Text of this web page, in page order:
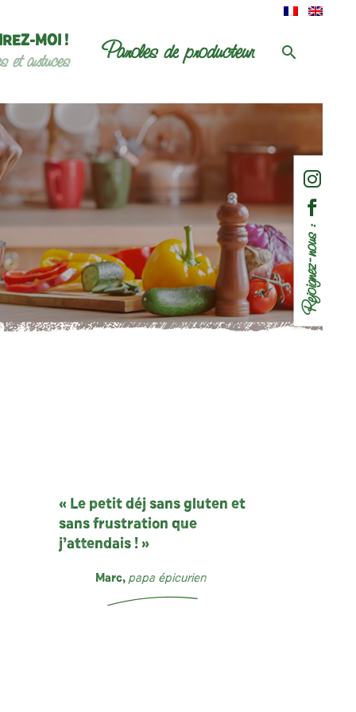
MOI !
et astuces Paroles de producteur
Rejoignez-nous :
« Le petit déj sans gluten et
sans frustration que
j’attendais ! »
Marc, papa épicurien